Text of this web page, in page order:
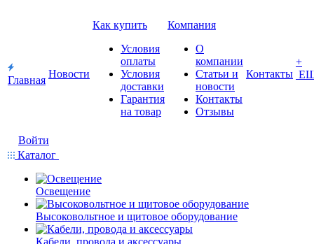
Главная
Новости
Как купить
Условия
оплаты
Условия
доставки
Гарантия
на товар
Компания
О
компании
Статьи и
новости
Контакты
Отзывы
Контакты
+
Войти
Каталог
Освещение
Высоковольтное и щитовое оборудование
Кабели, провода и аксессуары